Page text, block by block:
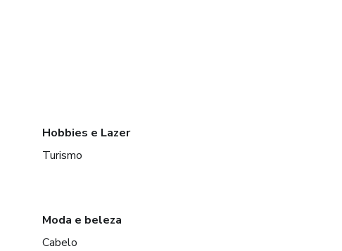
Hobbies e Lazer
Turismo
Moda e beleza
Cabelo